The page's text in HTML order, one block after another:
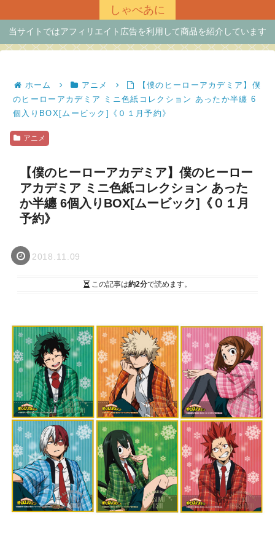
しゃべあに
当サイトではアフィリエイト広告を利用して商品を紹介しています
ホーム アニメ
【僕のヒーローアカデミア】僕
のヒーローアカデミア ミニ色紙コレクション あったか半纏 6
個入りBOX[ムービック]《０１月予約》
アニメ
【僕のヒーローアカデミア】僕のヒーロー
アカデミア ミニ色紙コレクション あった
か半纏 6個入りBOX[ムービック]《０１月
予約》
2018.11.09
この記事は約2分で読めます。